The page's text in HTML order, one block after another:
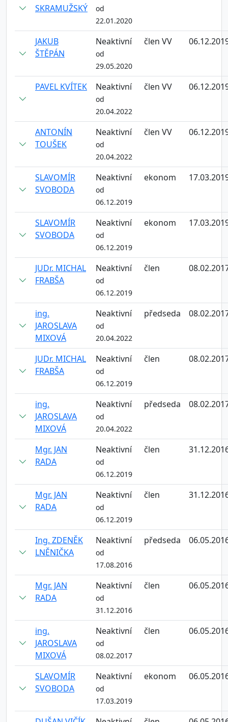
SKRAMUŽSKÝ
od
22.01.2020
JAKUB
ŠTĚPÁN
Neaktivní
od
29.05.2020
člen VV
PAVEL KVÍTEK Neaktivní
od
20.04.2022
člen VV
ANTONÍN
TOUŠEK
Neaktivní
od
20.04.2022
člen VV
SLAVOMÍR
SVOBODA
Neaktivní
od
06.12.2019
ekonom
SLAVOMÍR
SVOBODA
Neaktivní
od
06.12.2019
ekonom
JUDr. MICHAL
FRABŠA
Neaktivní
od
06.12.2019
člen
ing.
JAROSLAVA
MIXOVÁ
Neaktivní
od
20.04.2022
předseda
JUDr. MICHAL
FRABŠA
Neaktivní
od
06.12.2019
člen
ing.
JAROSLAVA
MIXOVÁ
Neaktivní
od
20.04.2022
předseda
Mgr. JAN
RADA
Neaktivní
od
06.12.2019
člen
Mgr. JAN
RADA
Neaktivní
od
06.12.2019
člen
Ing. ZDENĚK
LNĚNIČKA
Neaktivní
od
17.08.2016
předseda
Mgr. JAN
RADA
Neaktivní
od
31.12.2016
člen
ing.
JAROSLAVA
MIXOVÁ
Neaktivní
od
08.02.2017
člen
SLAVOMÍR
SVOBODA
Neaktivní
od
17.03.2019
ekonom